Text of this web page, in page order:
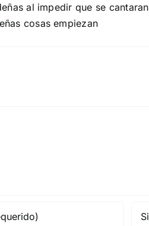
al impedir que se
cosas empiezan